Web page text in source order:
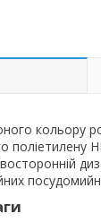
кольору
поліетилену